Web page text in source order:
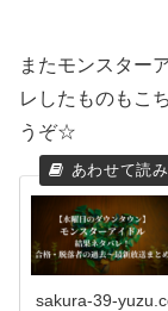
またモンスター
レしたものもこ
うぞ☆
sakura-39-